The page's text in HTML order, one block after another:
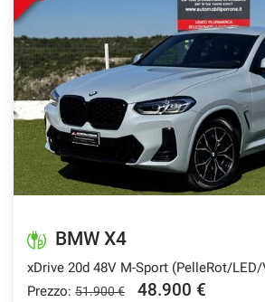
BMW X4
xDrive 20d 48V M-Sport (PelleRot/
Prezzo: 51.900 € 48.900 €